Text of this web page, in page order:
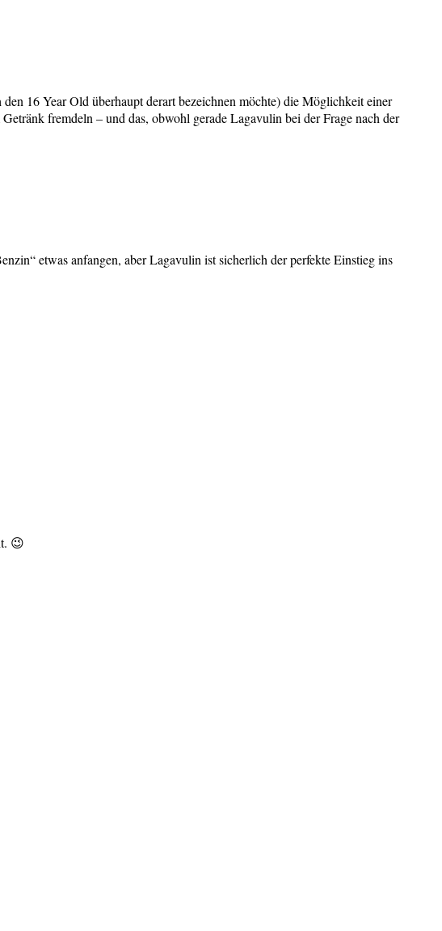
16 Year Old überhaupt derart bezeichnen möchte) die Möglichkeit einer
fremdeln – und das, obwohl gerade Lagavulin bei der Frage nach der
etwas anfangen, aber Lagavulin ist sicherlich der perfekte Einstieg ins
😉